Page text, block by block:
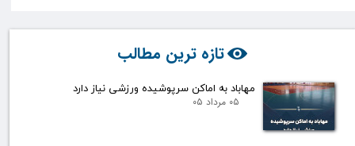
تازه ترین مطالب
مهاباد به اماکن سرپوشیده ورزشی نیاز دارد
۰۵ مرداد ۰۵